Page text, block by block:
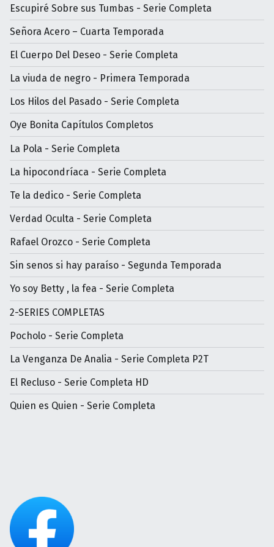
Escupiré Sobre sus Tumbas - Serie Completa
Señora Acero – Cuarta Temporada
El Cuerpo Del Deseo - Serie Completa
La viuda de negro - Primera Temporada
Los Hilos del Pasado - Serie Completa
Oye Bonita Capítulos Completos
La Pola - Serie Completa
La hipocondríaca - Serie Completa
Te la dedico - Serie Completa
Verdad Oculta - Serie Completa
Rafael Orozco - Serie Completa
Sin senos si hay paraíso - Segunda Temporada
Yo soy Betty , la fea - Serie Completa
2-SERIES COMPLETAS
Pocholo - Serie Completa
La Venganza De Analia - Serie Completa P2T
El Recluso - Serie Completa HD
Quien es Quien - Serie Completa